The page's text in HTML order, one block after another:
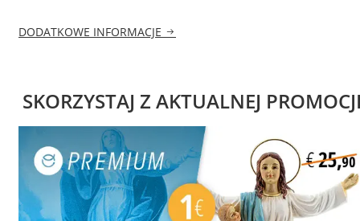
DODATKOWE INFORMACJE
SKORZYSTAJ Z AKTUALNEJ